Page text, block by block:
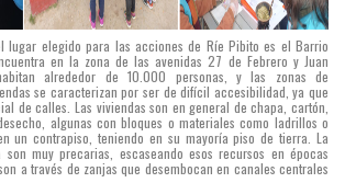
lugar elegido para las acciones de Ríe Pibito es el Barrio
en la zona de las avenidas 27 de Febrero y Juan
alrededor de 10.000 personas, y las zonas de
se caracterizan por ser de difícil accesibilidad, ya que
de calles. Las viviendas son en general de chapa, cartón,
algunas con bloques o materiales como ladrillos o
un contrapiso, teniendo en su mayoría piso de tierra. La
muy precarias, escaseando esos recursos en épocas
a través de zanjas que desembocan en canales centrales